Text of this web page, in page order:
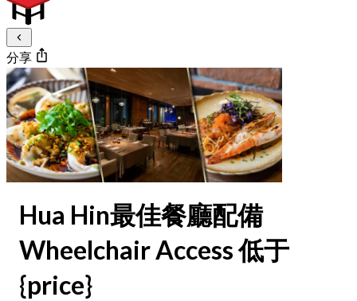
分享
Hua Hin最佳餐廳配備
Wheelchair Access 低于
{price}